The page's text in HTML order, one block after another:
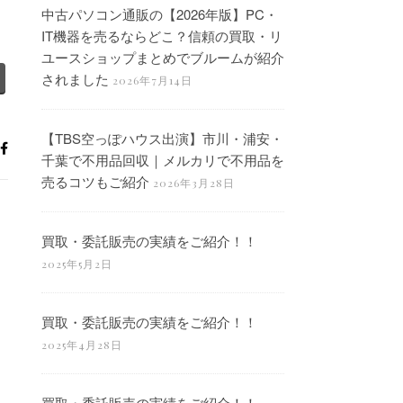
中古パソコン通販の【2026年版】PC・
IT機器を売るならどこ？信頼の買取・リ
ユースショップまとめでブルームが紹介
されました 2026年7月14日
【TBS空っぽハウス出演】市川・浦安・
千葉で不用品回収｜メルカリで不用品を
売るコツもご紹介 2026年3月28日
買取・委託販売の実績をご紹介！！
2025年5月2日
買取・委託販売の実績をご紹介！！
2025年4月28日